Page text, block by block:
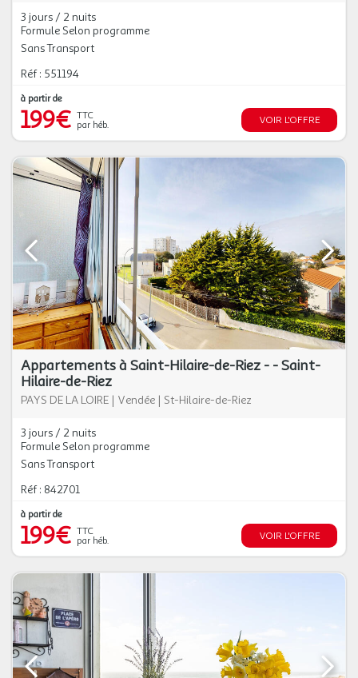
3 jours / 2 nuits
Formule Selon programme
Sans Transport
Réf : 551194
à partir de
199€ TTC
par héb.
VOIR L'OFFRE
Appartements à Saint-Hilaire-de-Riez - - Saint-
Hilaire-de-Riez
PAYS DE LA LOIRE | Vendée | St-Hilaire-de-Riez
3 jours / 2 nuits
Formule Selon programme
Sans Transport
Réf : 842701
à partir de
199€ TTC
par héb.
VOIR L'OFFRE